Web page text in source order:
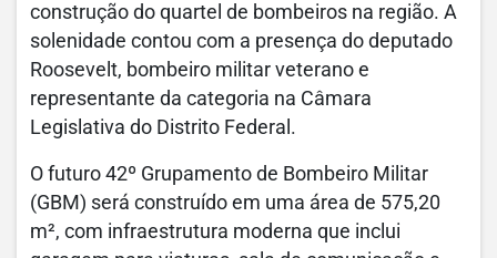
construção do quartel de bombeiros na região. A
solenidade contou com a presença do deputado
Roosevelt, bombeiro militar veterano e
representante da categoria na Câmara
Legislativa do Distrito Federal.
O futuro 42º Grupamento de Bombeiro Militar
(GBM) será construído em uma área de 575,20
m², com infraestrutura moderna que inclui